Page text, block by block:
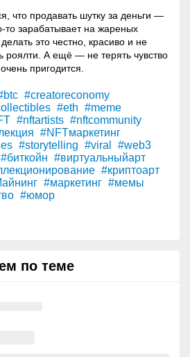
что продавать шутку за деньги —
то зарабатывает на жареных
это честно, красиво и не
роялти. А ещё — не терять чувство
пригодится.
#creatoreconomy
#eth #meme
#nftartists #nftcommunity
#NFTмаркетинг
#storytelling #viral
#web3
#биткойн #виртуальныйарт
#криптоарт
#маркетинг #мемы
#юмор
по теме